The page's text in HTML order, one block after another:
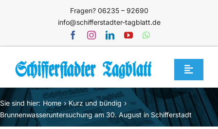
Fragen? 06235 – 92690
info@schifferstadter-tagblatt.de
Toggle
Home
Themen
Sie sind hier: Home
Kurz und bündig
Brunnenwasseruntersuchung am 30. August in Schifferstadt